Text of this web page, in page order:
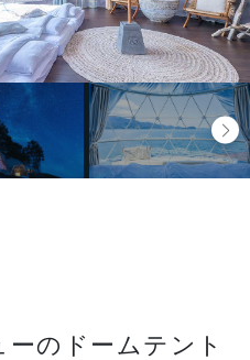
のドームテント